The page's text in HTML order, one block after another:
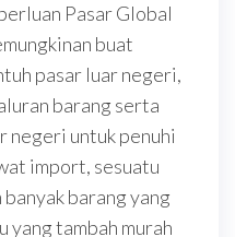
Pasar Global
buat
pasar luar negeri,
barang serta
negeri untuk penuhi
import, sesuatu
barang yang
yang tambah murah